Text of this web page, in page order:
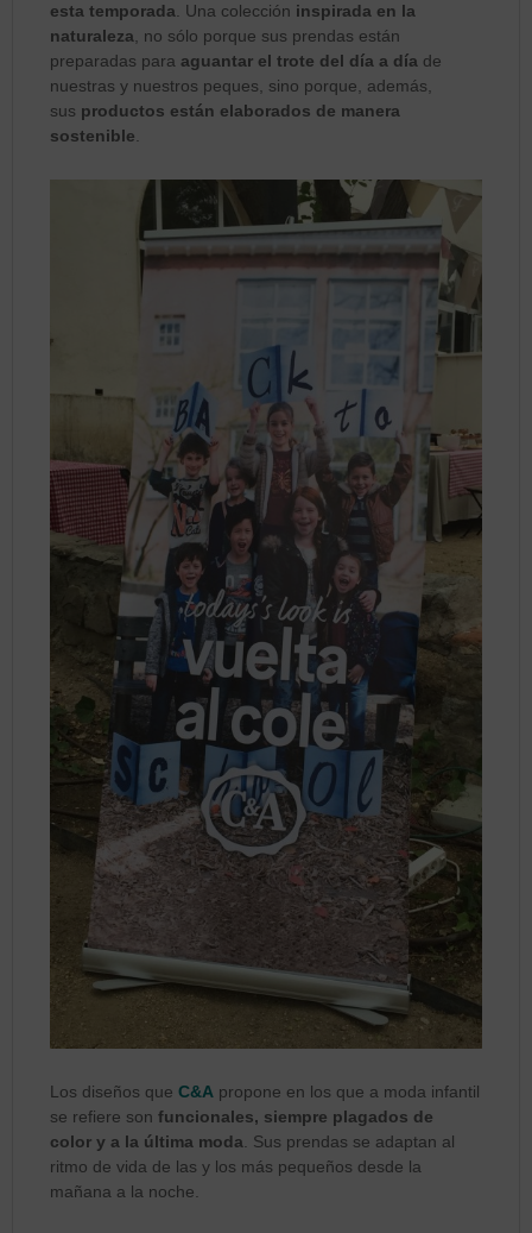
esta temporada . Una colección inspirada en la
naturaleza , no sólo porque sus prendas están
preparadas para aguantar el trote del día a día de
nuestras y nuestros peques, sino porque, además,
sus productos están elaborados de manera
sostenible
Los diseños queC&A propone en los que a moda infantil
se refiere sonfuncionales, siempre plagados de
color y a la última moda . Sus prendas se adaptan al
ritmo de vida de las y los más pequeños desde la
mañana a la noche.